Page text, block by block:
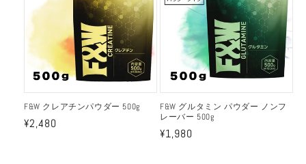
F&W クレアチンパウダー 500g
通
¥2,480
F&W グルタミン パウダー ノンフ
レーバー 500g
通
¥1,980